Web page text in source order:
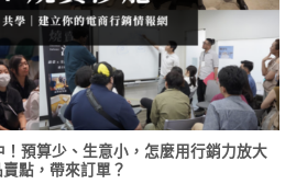
預算少、生意小，怎麼用行銷力放大
賣點，帶來訂單？